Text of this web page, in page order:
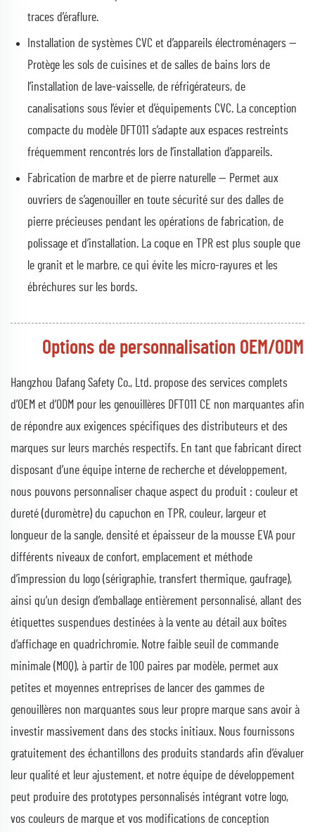
traces d’éraflure.
Installation de systèmes CVC et d’appareils électroménagers —
Protège les sols de cuisines et de salles de bains lors de
l’installation de lave-vaisselle, de réfrigérateurs, de
canalisations sous l’évier et d’équipements CVC. La conception
compacte du modèle DFT011 s’adapte aux espaces restreints
fréquemment rencontrés lors de l’installation d’appareils.
Fabrication de marbre et de pierre naturelle — Permet aux
ouvriers de s’agenouiller en toute sécurité sur des dalles de
pierre précieuses pendant les opérations de fabrication, de
polissage et d’installation. La coque en TPR est plus souple que
le granit et le marbre, ce qui évite les micro-rayures et les
ébréchures sur les bords.
Options de personnalisation OEM/ODM
Hangzhou Dafang Safety Co., Ltd. propose des services complets
d’OEM et d’ODM pour les genouillères DFT011 CE non marquantes afin
de répondre aux exigences spécifiques des distributeurs et des
marques sur leurs marchés respectifs. En tant que fabricant direct
disposant d’une équipe interne de recherche et développement,
nous pouvons personnaliser chaque aspect du produit : couleur et
dureté (duromètre) du capuchon en TPR, couleur, largeur et
longueur de la sangle, densité et épaisseur de la mousse EVA pour
différents niveaux de confort, emplacement et méthode
d’impression du logo (sérigraphie, transfert thermique, gaufrage),
ainsi qu’un design d’emballage entièrement personnalisé, allant des
étiquettes suspendues destinées à la vente au détail aux boîtes
d’affichage en quadrichromie. Notre faible seuil de commande
minimale (MOQ), à partir de 100 paires par modèle, permet aux
petites et moyennes entreprises de lancer des gammes de
genouillères non marquantes sous leur propre marque sans avoir à
investir massivement dans des stocks initiaux. Nous fournissons
gratuitement des échantillons des produits standards afin d’évaluer
leur qualité et leur ajustement, et notre équipe de développement
peut produire des prototypes personnalisés intégrant votre logo,
vos couleurs de marque et vos modifications de conception